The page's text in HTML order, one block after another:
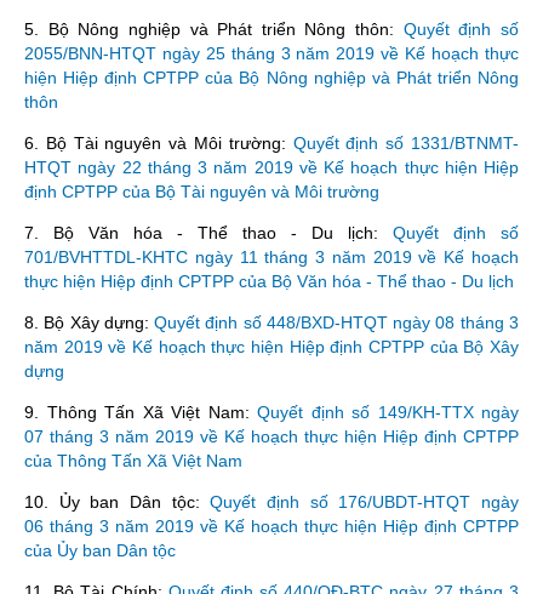
5. Bộ Nông nghiệp và Phát triển Nông thôn: Quyết định số
2055/BNN-HTQT ngày 25 tháng 3 năm 2019 về Kế hoạch thực
hiện Hiệp định CPTPP của Bộ Nông nghiệp và Phát triển Nông
thôn
6. Bộ Tài nguyên và Môi trường: Quyết định số 1331/BTNMT-
HTQT ngày 22 tháng 3 năm 2019 về Kế hoạch thực hiện Hiệp
định CPTPP của Bộ Tài nguyên và Môi trường
7. Bộ Văn hóa - Thể thao - Du lịch:
Quyết định số
701/BVHTTDL-KHTC ngày 11 tháng 3 năm 2019 về Kế hoạch
thực hiện Hiệp định CPTPP của Bộ Văn hóa - Thể thao - Du lịch
8. Bộ Xây dựng: Quyết định số 448/BXD-HTQT ngày 08 tháng 3
năm 2019 về Kế hoạch thực hiện Hiệp định CPTPP của Bộ Xây
dựng
9. Thông Tấn Xã Việt Nam: Quyết định số 149/KH-TTX ngày
07 tháng 3 năm 2019 về Kế hoạch thực hiện Hiệp định CPTPP
của Thông Tấn Xã Việt Nam
10. Ủy ban Dân tộc: Quyết định số 176/UBDT-HTQT ngày
06 tháng 3 năm 2019 về Kế hoạch thực hiện Hiệp định CPTPP
của Ủy ban Dân tộc